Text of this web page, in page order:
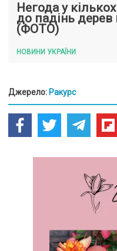
Негода у
до падінь дерев
(ФОТО)
НОВИНИ УКРАЇНИ
Джерело: Ракурс